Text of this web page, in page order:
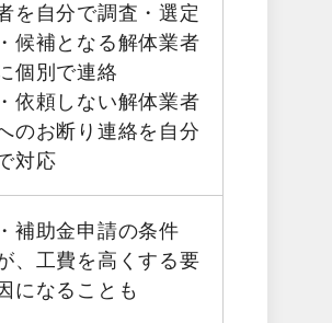
を自分で調査・選定
・候補となる解体業者
個別で連絡
・依頼しない解体業者
のお断り連絡を自分
対応
・補助金申請の条件
、工費を高くする要
になることも